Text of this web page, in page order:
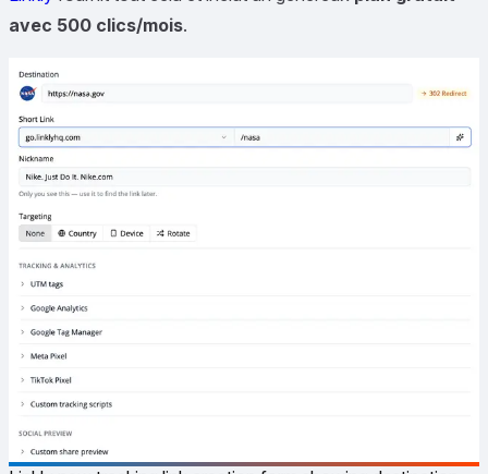
avec 500 clics/mois.